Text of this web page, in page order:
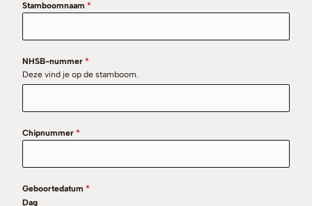
Stamboomnaam *
NHSB-nummer *
Deze vind je op de stamboom.
Chipnummer *
Geboortedatum *
Dag